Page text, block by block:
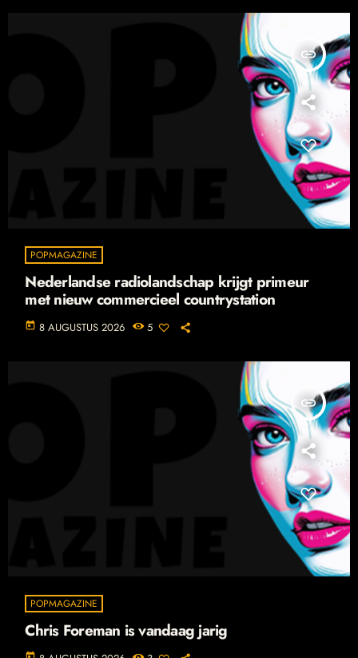
insert_link
POPMAGAZINE
Nederlandse radiolandschap krijgt primeur
met nieuw commercieel countrystation
today 8 AUGUSTUS 2026 5
insert_link
POPMAGAZINE
Chris Foreman is vandaag jarig